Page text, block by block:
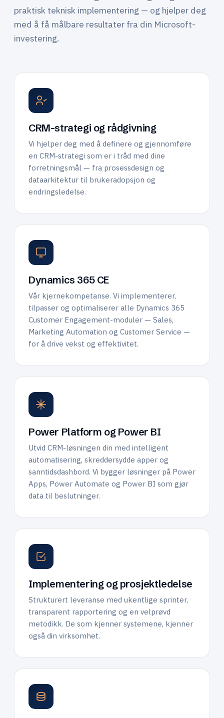
praktisk teknisk implementering — og hjelper deg
med å få målbare resultater fra din Microsoft-
investering.
CRM-strategi og rådgivning
Vi hjelper deg med å definere og gjennomføre
en CRM-strategi som er i tråd med dine
forretningsmål — fra prosessdesign og
dataarkitektur til brukeradopsjon og
endringsledelse.
Dynamics 365 CE
Vår kjernekompetanse. Vi implementerer,
tilpasser og optimaliserer alle Dynamics 365
Customer Engagement-moduler — Sales,
Marketing Automation og Customer Service —
for å drive vekst og effektivitet.
Power Platform og Power BI
Utvid CRM-løsningen din med intelligent
automatisering, skreddersydde apper og
sanntidsdashbord. Vi bygger løsninger på Power
Apps, Power Automate og Power BI som gjør
data til beslutninger.
Implementering og prosjektledelse
Strukturert leveranse med ukentlige sprinter,
transparent rapportering og en velprøvd
metodikk. De som kjenner systemene, kjenner
også din virksomhet.